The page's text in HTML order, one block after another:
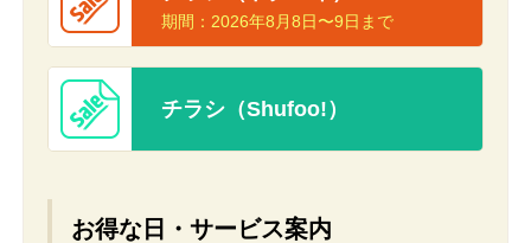
期間： 2026年8月8日〜9日まで
チラシ（Shufoo!）
お得な日・サービス案内